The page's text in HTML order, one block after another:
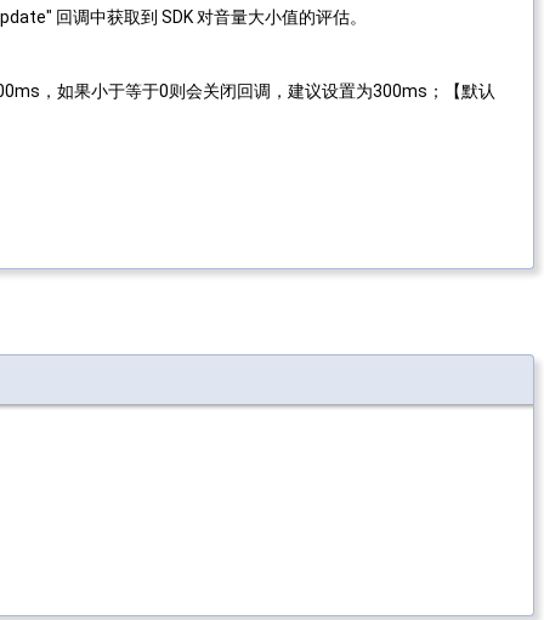
回调中获取到 SDK 对音量大小值的评估。
，如果小于等于0则会关闭回调，建议设置为300ms；【默认